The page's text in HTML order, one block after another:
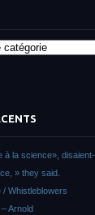
à la science», disaient-
» they said.
/ Whistleblowers
Arnold